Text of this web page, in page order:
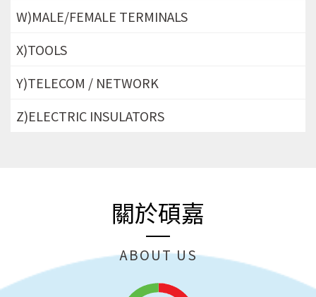
W)MALE/FEMALE TERMINALS
X)TOOLS
Y)TELECOM / NETWORK
Z)ELECTRIC INSULATORS
關於碩嘉
ABOUT US